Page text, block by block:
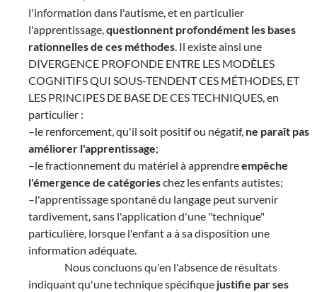
l'information dans l'autisme, et en particulier
l'apprentissage,questionnent profondément les bases
rationnelles de ces méthodes. Il existe ainsi une
DIVERGENCE PROFONDE ENTRE LES MODÈLES
COGNITIFS QUI SOUS-TENDENT CES MÉTHODES, ET
LES PRINCIPES DE BASE DE CES TECHNIQUES, en
particulier :
–le renforcement, qu'il soit positif ou négatif, ne paraît pas
améliorer l'apprentissage;
–le fractionnement du matériel à apprendreempêche
l'émergence de catégorieschez les enfants autistes;
–l'apprentissage spontané du langage peut survenir
tardivement, sans l'application d'une "technique"
particulière, lorsque l'enfant a à sa disposition une
information adéquate.
Nous concluons qu'en l'absence de résultats
indiquant qu'une technique spécifique justifie par ses